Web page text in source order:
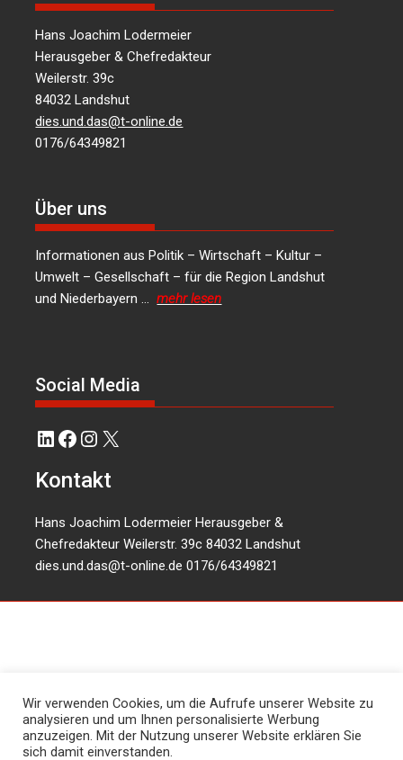
Hans Joachim Lodermeier
Herausgeber & Chefredakteur
Weilerstr. 39c
84032 Landshut
dies.und.das@t-online.de
0176/64349821
Über uns
Informationen aus Politik – Wirtschaft – Kultur –
Umwelt – Gesellschaft – für die Region Landshut
und Niederbayern …mehr lesen
Social Media
LinkedIn
Facebook
Instagram
X
Kontakt
Hans Joachim Lodermeier Herausgeber &
Chefredakteur Weilerstr. 39c 84032 Landshut
dies.und.das@t-online.de 0176/64349821
Wir verwenden Cookies, um die Aufrufe unserer Website zu
analysieren und um Ihnen personalisierte Werbung
anzuzeigen. Mit der Nutzung unserer Website erklären Sie
sich damit einverstanden.